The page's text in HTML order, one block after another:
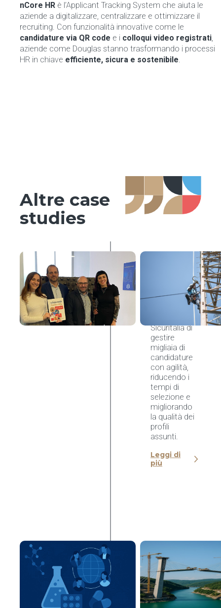
nCore HR è l’Applicant Tracking System che aiuta le
aziende a digitalizzare, centralizzare e ottimizzare il
recruiting. Con funzionalità innovative come le
candidature via QR code e i colloqui video registrati,
aziende come Douglas stanno trasformando i processi
HR in chiave efficiente, sicura e sostenibile.
Altre case
studies
Sicuritalia
accelera il
recruiting
con l’AI di
nCore HR
nCore HR ha
Sicuritalia di
gestire
migliaia di
candidature
con agilità,
riducendo i
tempi di
selezione e
migliorando
la qualità dei
profili
assunti.
Leggi di
più
standardizza
il recruiting
globale con
la struttura a
nodi di
nCore HR